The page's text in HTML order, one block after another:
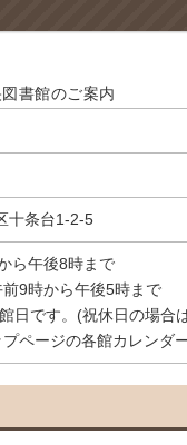
書館のご案内
十条台1-2-5
ら午後8時まで
9時から午後5時まで
日です。(祝休日の場合
ページの各館カレンダ